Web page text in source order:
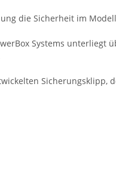
die Sicherheit im
Systems